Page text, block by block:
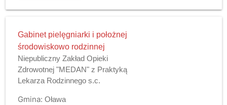
Gabinet pielęgniarki i położnej
środowiskowo rodzinnej
Niepubliczny Zakład Opieki
Zdrowotnej "MEDAN" z Praktyką
Lekarza Rodzinnego s.c.
Gmina: Oława